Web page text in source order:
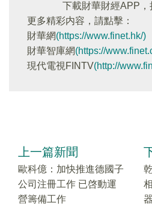
下載財華財經APP
更多精彩内容，請點擊：
財華網(https://www.finet.hk/)
財華智庫網(https://
現代電視FINTV(http://
上一篇新聞
歐科億：加快推進德國子
公司注冊工作 已啓動運
營籌備工作